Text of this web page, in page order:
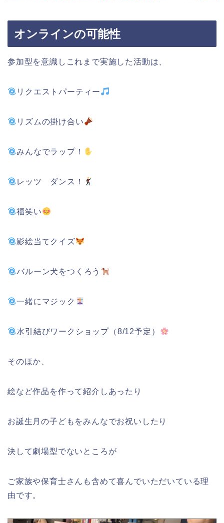
オンラインの可能性
参加型を意識しこれまで実施した活動は、
リクエストパーティー
リズムの掛け合い
みんなでラップ！
レッツ ダンス！
福笑い
影絵当てクイズ
バルーン犬をつくろう
一緒にマジック
水引結びワークショップ（8/12予定）
そのほか、
絵など作品を作って紹介しあったり
お誕生月の子どもをみんなでお祝いしたり
決して劇場型でないところが
ご家族や保育士さんも含めて喜んでいただいている理
由です。